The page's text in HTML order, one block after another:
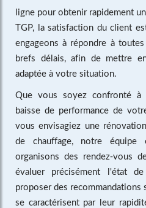
ligne pour obtenir rapidement un
TGP, la satisfaction du client
engageons à répondre à
brefs délais, afin de mettre
adaptée à votre situation.
Que vous soyez confronté à
baisse de performance de
vous envisagiez une
de chauffage, notre
organisons des rendez-vous
évaluer précisément l'état
proposer des
se caractérisent par leur